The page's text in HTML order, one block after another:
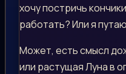
хочу постричь
работать? Или я
Может, есть смысл
или растущая Луна в